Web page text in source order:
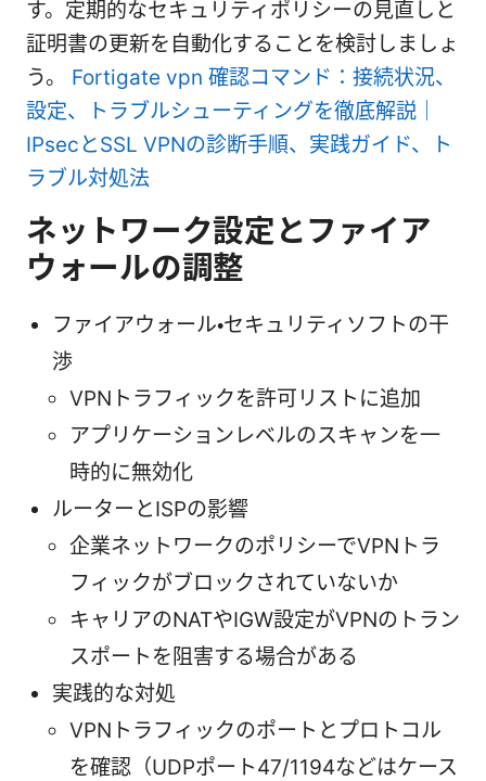
す。定期的なセキュリティポリシーの見直しと
証明書の更新を自動化することを検討しましょ
う。 Fortigate vpn 確認コマンド：接続状況、
設定、トラブルシューティングを徹底解説｜
IPsecとSSL VPNの診断手順、実践ガイド、ト
ラブル対処法
ネットワーク設定とファイア
ウォールの調整
ファイアウォール・セキュリティソフトの干
渉
VPNトラフィックを許可リストに追加
アプリケーションレベルのスキャンを一
時的に無効化
ルーターとISPの影響
企業ネットワークのポリシーでVPNトラ
フィックがブロックされていないか
キャリアのNATやIGW設定がVPNのトラン
スポートを阻害する場合がある
実践的な対処
VPNトラフィックのポートとプロトコル
を確認（UDPポート47/1194などはケース